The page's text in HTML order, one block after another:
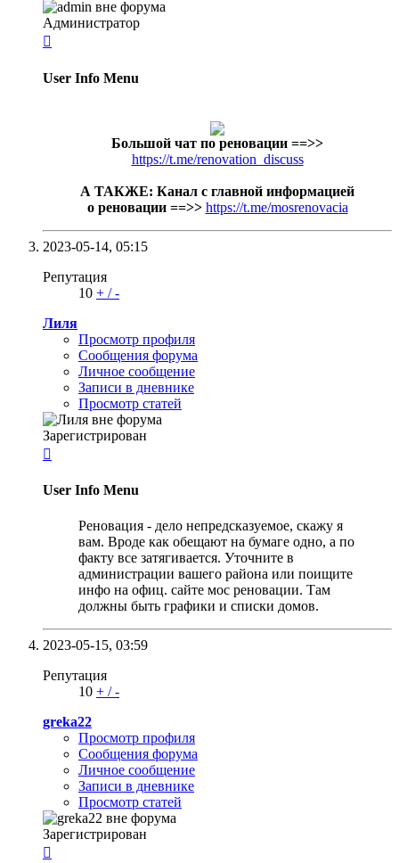
Администратор

User Info Menu
Большой чат по реновации ==>>
https://t.me/renovation_discuss
А ТАКЖЕ: Канал с главной информацией
о реновации ==>> https://t.me/mosrenovacia
2023-05-14, 05:15
Репутация
10 + /-
Лиля
Просмотр профиля
Сообщения форума
Личное сообщение
Записи в дневнике
Просмотр статей
Зарегистрирован

User Info Menu
Реновация - дело непредсказуемое, скажу я
вам. Вроде как обещают на бумаге одно, а по
факту все затягивается. Уточните в
администрации вашего района или поищите
инфо на офиц. сайте мос реновации. Там
должны быть графики и списки домов.
2023-05-15, 03:59
Репутация
10 + /-
greka22
Просмотр профиля
Сообщения форума
Личное сообщение
Записи в дневнике
Просмотр статей
Зарегистрирован
